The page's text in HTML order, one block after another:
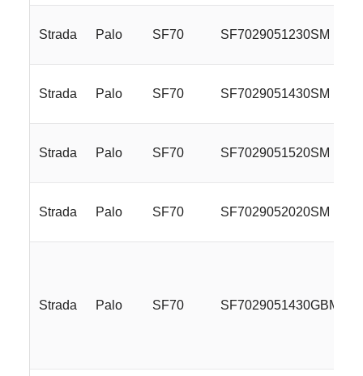
Strada Palo SF70 SF7029051230SM
Strada Palo SF70 SF7029051430SM
Strada Palo SF70 SF7029051520SM
Strada Palo SF70 SF7029052020SM
Strada Palo SF70 SF7029051430GBMLR